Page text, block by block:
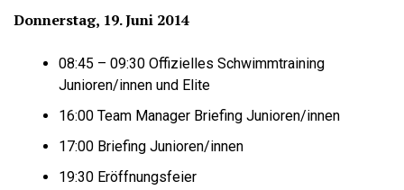
Donnerstag, 19. Juni 2014
08:45 – 09:30 Offizielles Schwimmtraining
Junioren/innen und Elite
16:00 Team Manager Briefing Junioren/innen
17:00 Briefing Junioren/innen
19:30 Eröffnungsfeier